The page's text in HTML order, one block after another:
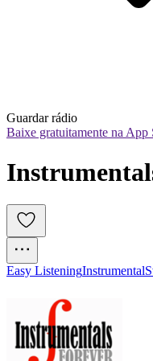
Guardar rádio
Baixe gratuitamente na App
Easy ListeningInstrumental